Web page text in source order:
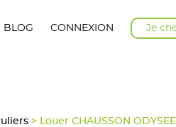
BLOG CONNEXION Je
> Louer CHAUSSON